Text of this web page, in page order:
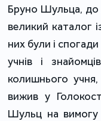
Бруно Шульца, до
великий каталог
них були і
учнів і
колишнього
вижив у
Шульц на вимогу